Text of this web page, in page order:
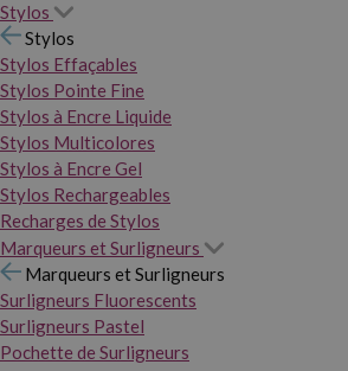
Stylos
Stylos
Stylos Effaçables
Stylos Pointe Fine
Stylos à Encre Liquide
Stylos Multicolores
Stylos à Encre Gel
Stylos Rechargeables
Recharges de Stylos
Marqueurs et Surligneurs
Marqueurs et Surligneurs
Surligneurs Fluorescents
Surligneurs Pastel
Pochette de Surligneurs